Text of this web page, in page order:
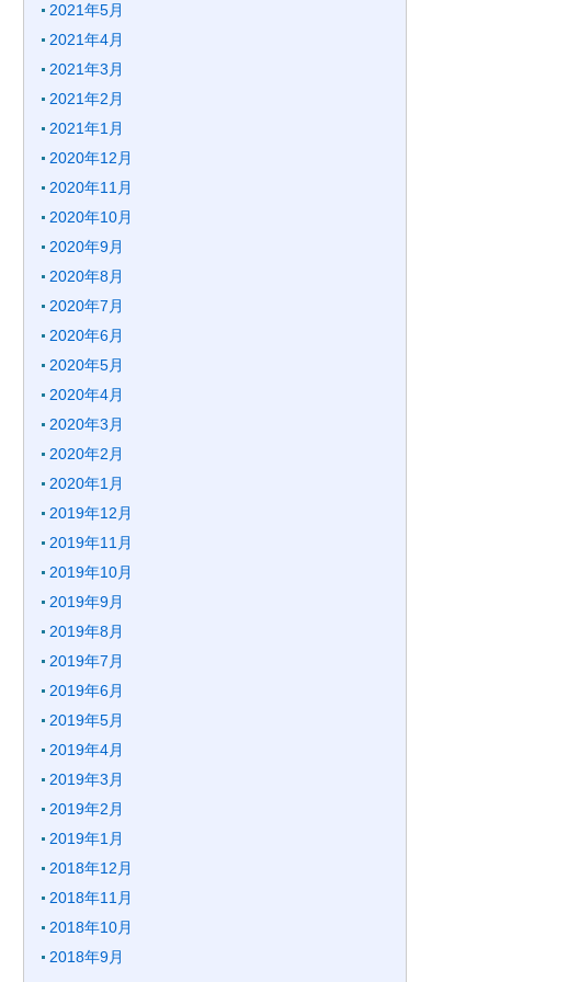
2021年5月
2021年4月
2021年3月
2021年2月
2021年1月
2020年12月
2020年11月
2020年10月
2020年9月
2020年8月
2020年7月
2020年6月
2020年5月
2020年4月
2020年3月
2020年2月
2020年1月
2019年12月
2019年11月
2019年10月
2019年9月
2019年8月
2019年7月
2019年6月
2019年5月
2019年4月
2019年3月
2019年2月
2019年1月
2018年12月
2018年11月
2018年10月
2018年9月